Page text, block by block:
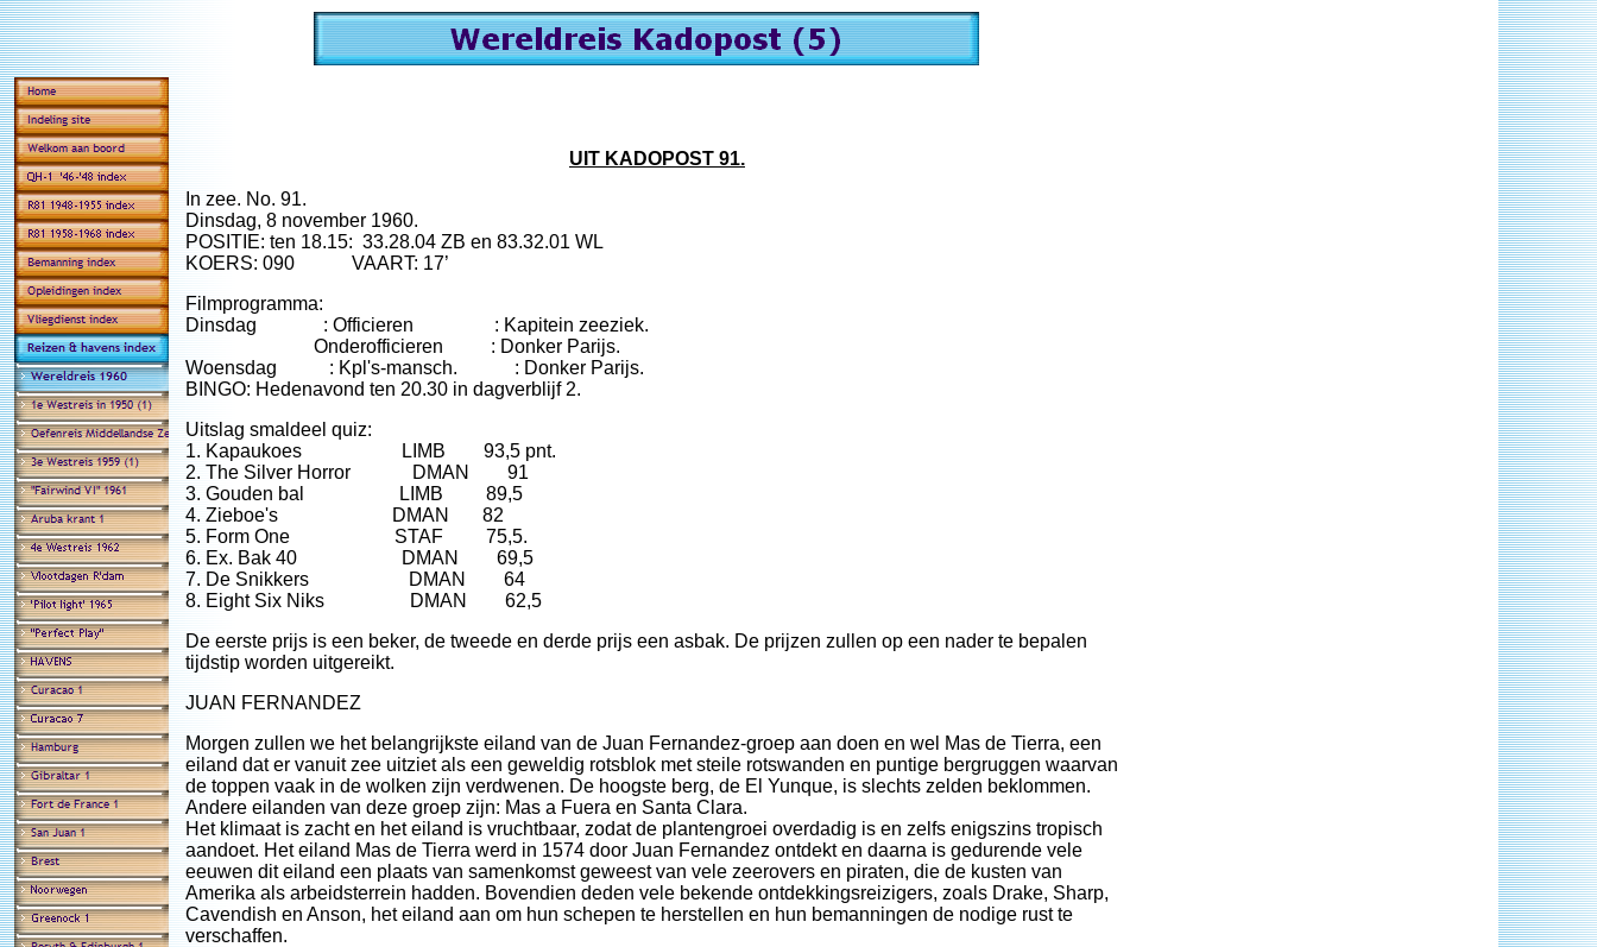
UIT KADOPOST 91.
In zee. No. 91.
Dinsdag, 8 november 1960.
POSITIE: ten 18.15: 33.28.04 ZB en 83.32.01 WL
KOERS: 090 VAART: 17’
Filmprogramma:
Dinsdag : Officieren : Kapitein zeeziek.
Onderofficieren : Donker Parijs.
Woensdag : Kpl's-mansch. : Donker Parijs.
BINGO: Hedenavond ten 20.30 in dagverblijf 2.
Uitslag smaldeel quiz:
1. Kapaukoes LIMB 93,5 pnt.
2. The Silver Horror DMAN 91
3. Gouden bal LIMB 89,5
4. Zieboe's DMAN 82
5. Form One STAF 75,5.
6. Ex. Bak 40 DMAN 69,5
7. De Snikkers DMAN 64
8. Eight Six Niks DMAN 62,5
De eerste prijs is een beker, de tweede en derde prijs een asbak. De prijzen zullen op een nader te bepalen
tijdstip worden uitgereikt.
JUAN FERNANDEZ
Morgen zullen we het belangrijkste eiland van de Juan Fernandez-groep aan doen en wel Mas de Tierra, een
eiland dat er vanuit zee uitziet als een geweldig rotsblok met steile rotswanden en puntige bergruggen waarvan
de toppen vaak in de wolken zijn verdwenen. De hoogste berg, de El Yunque, is slechts zelden beklommen.
Andere eilanden van deze groep zijn: Mas a Fuera en Santa Clara.
Het klimaat is zacht en het eiland is vruchtbaar, zodat de plantengroei overdadig is en zelfs enigszins tropisch
aandoet. Het eiland Mas de Tierra werd in 1574 door Juan Fernandez ontdekt en daarna is gedurende vele
eeuwen dit eiland een plaats van samenkomst geweest van vele zeerovers en piraten, die de kusten van
Amerika als arbeidsterrein hadden. Bovendien deden vele bekende ontdekkingsreizigers, zoals Drake, Sharp,
Cavendish en Anson, het eiland aan om hun schepen te herstellen en hun bemanningen de nodige rust te
verschaffen.